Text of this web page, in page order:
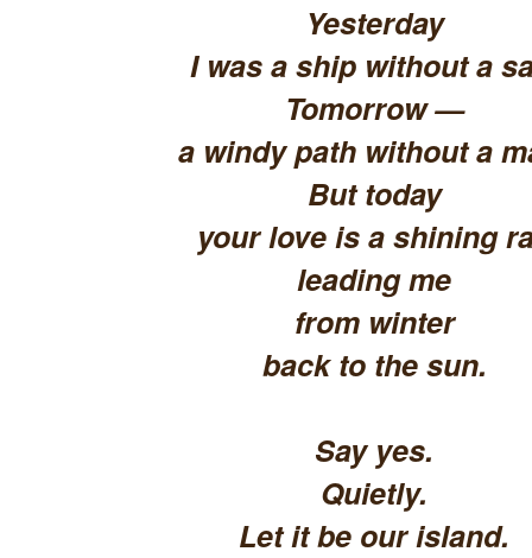
Yesterday
I was a ship without a
Tomorrow —
a windy path without a
But today
your love is a shining
leading me
from winter
back to the sun.
Say yes.
Quietly.
Let it be our island.